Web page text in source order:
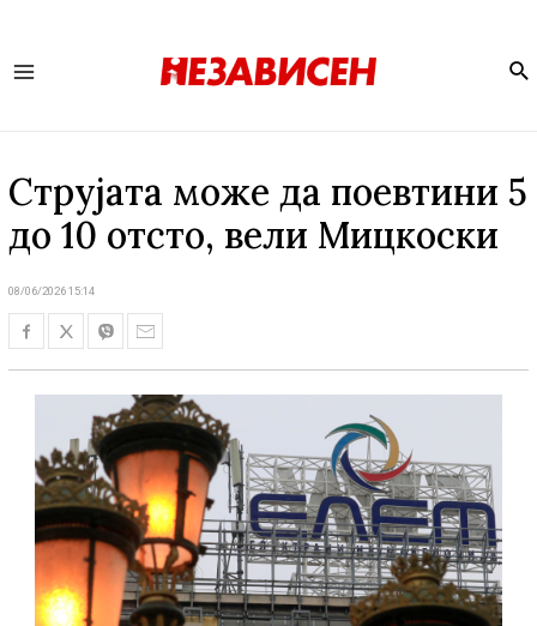
Струјата може да поевтини 5
до 10 отсто, вели Мицкоски
08/06/2026 15:14